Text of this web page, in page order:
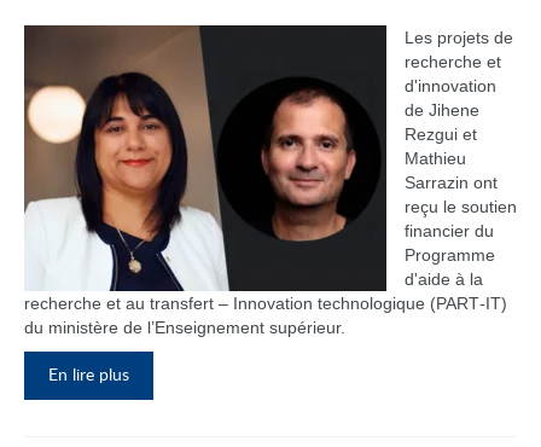
Les projets de
recherche et
d'innovation
de Jihene
Rezgui et
Mathieu
Sarrazin ont
reçu le soutien
financier du
Programme
d'aide à la
recherche et au transfert – Innovation technologique (PART‑IT)
du ministère de l’Enseignement supérieur.
En lire plus